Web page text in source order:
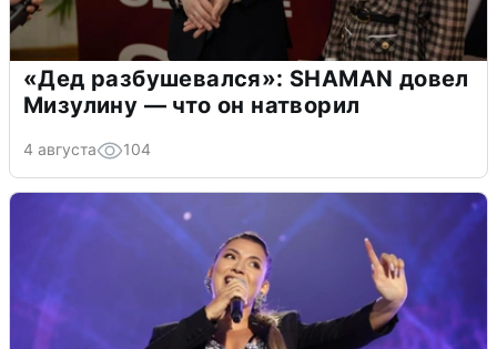
«Дед разбушевался»: SHAMAN довел
Мизулину — что он натворил
4 августа 104